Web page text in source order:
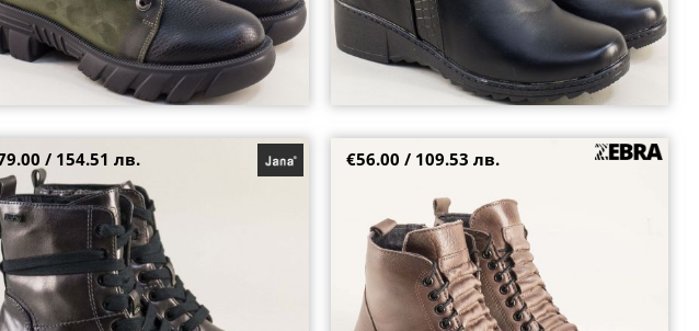
дамски ежедневни боти в цвят бронз на
ходило 8-25272-915
38 40
/ 154.51 лв.
Кожени дамски боти в кафяв цвят с опушен
38 39
€56.00 / 109.53 лв.